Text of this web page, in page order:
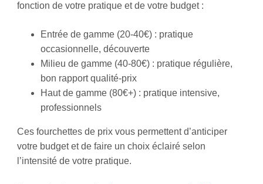
fonction de votre pratique et de votre budget :
Entrée de gamme (20-40€) : pratique
occasionnelle, découverte
Milieu de gamme (40-80€) : pratique régulière,
bon rapport qualité-prix
Haut de gamme (80€+) : pratique intensive,
professionnels
Ces fourchettes de prix vous permettent d’anticiper
votre budget et de faire un choix éclairé selon
l’intensité de votre pratique.